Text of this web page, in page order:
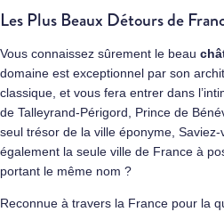
Les Plus Beaux Détours de
Vous connaissez sûrement le beau
domaine est exceptionnel par son
classique, et vous fera entrer dans
de Talleyrand-Périgord, Prince de
seul trésor de la ville éponyme, Saviez-
également la seule ville de France à
portant le même nom ?
Reconnue à travers la France pour la